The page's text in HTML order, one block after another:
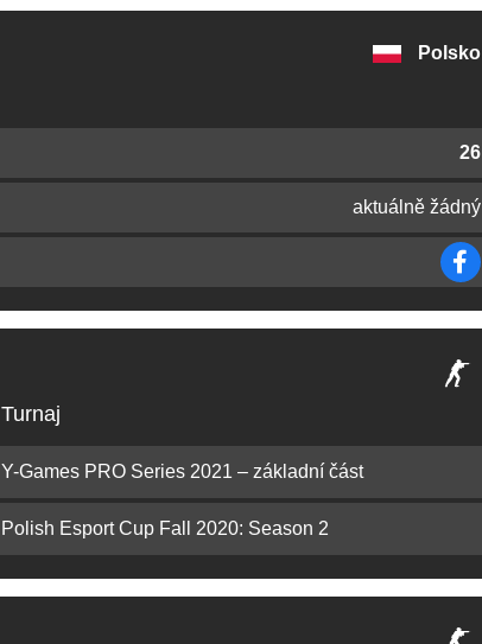
Polsko
26
aktuálně žádný
Turnaj
Y-Games PRO Series 2021 – základní část
Polish Esport Cup Fall 2020: Season 2